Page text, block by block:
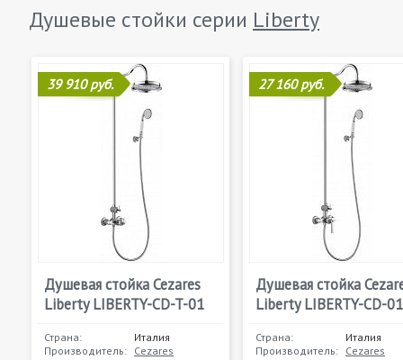
Душевые стойки серии Liberty
39 910 руб.
Душевая стойка Cezares
Liberty LIBERTY-CD-T-01
Страна:
Италия
Производитель: Cezares
27 160 руб.
Душевая стойка
Liberty LIBERTY-CD-01
Страна:
Италия
Производитель: Cezares